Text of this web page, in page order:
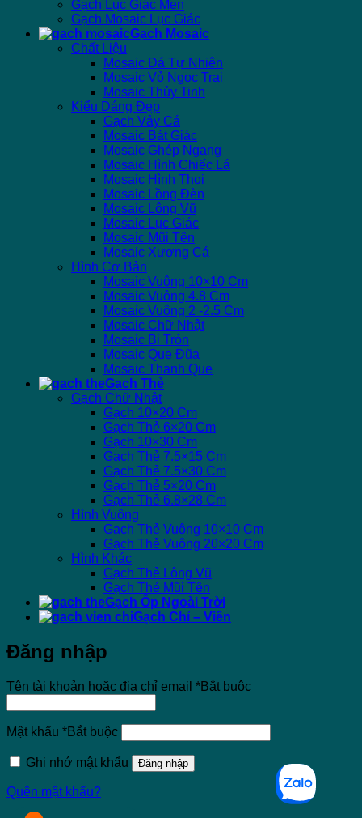
Gạch Lục Giác Men
Gạch Mosaic Lục Giác
Gạch Mosaic
Chất Liệu
Mosaic Đá Tự Nhiên
Mosaic Vỏ Ngọc Trai
Mosaic Thủy Tinh
Kiểu Dáng Đẹp
Gạch Vảy Cá
Mosaic Bát Giác
Mosaic Ghép Ngang
Mosaic Hình Chiếc Lá
Mosaic Hình Thoi
Mosaic Lồng Đèn
Mosaic Lông Vũ
Mosaic Lục Giác
Mosaic Mũi Tên
Mosaic Xương Cá
Hình Cơ Bản
Mosaic Vuông 10×10 Cm
Mosaic Vuông 4.8 Cm
Mosaic Vuông 2 -2.5 Cm
Mosaic Chữ Nhật
Mosaic Bi Tròn
Mosaic Que Đũa
Mosaic Thanh Que
Gạch Thẻ
Gạch Chữ Nhật
Gạch 10×20 Cm
Gạch Thẻ 6×20 Cm
Gạch 10×30 Cm
Gạch Thẻ 7.5×15 Cm
Gạch Thẻ 7.5×30 Cm
Gạch Thẻ 5×20 Cm
Gạch Thẻ 6.8×28 Cm
Hình Vuông
Gạch Thẻ Vuông 10×10 Cm
Gạch Thẻ Vuông 20×20 Cm
Hình Khác
Gạch Thẻ Lông Vũ
Gạch Thẻ Mũi Tên
Gạch Ốp Ngoài Trời
Gạch Chỉ – Viền
Đăng nhập
Tên tài khoản hoặc địa chỉ email *Bắt buộc
Mật khẩu *Bắt buộc
Ghi nhớ mật khẩu Đăng nhập
Quên mật khẩu?